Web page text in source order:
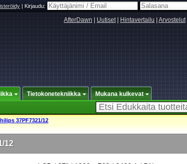
|Kirjaudu:
AfterDawn Uutiset| Hintavertailu Arvostelut|
Tietokonetekniikka Mukana kulkevat
37PF7321/12
12